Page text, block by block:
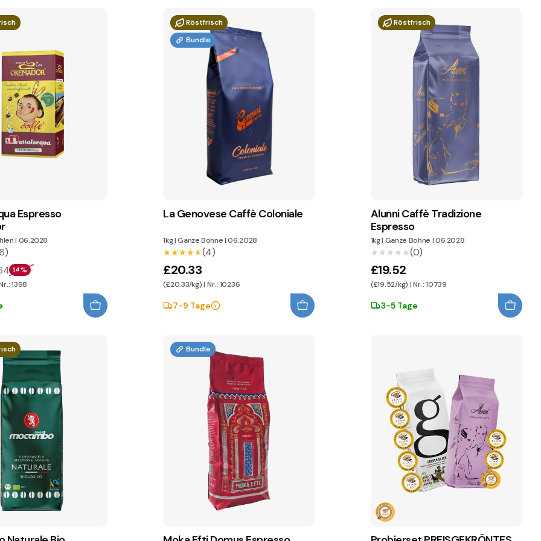
Espresso
| 06.2028
14%
1398
Röstfrisch
Bundle
La Genovese Caffè Coloniale
1kg|Ganze Bohne|06.2028
★★★★★
★★★★★(4)
£20.33
(£20.33/kg) | Nr.: 10236
7-9 Tage
Röstfrisch
Alunni Caffè Tradizione
Espresso
1kg| Ganze Bohne |06.2028
★★★★★
★★★★★(0)
£19.52
(£19.52/kg) | Nr.: 10739
3-5 Tage
Bundle